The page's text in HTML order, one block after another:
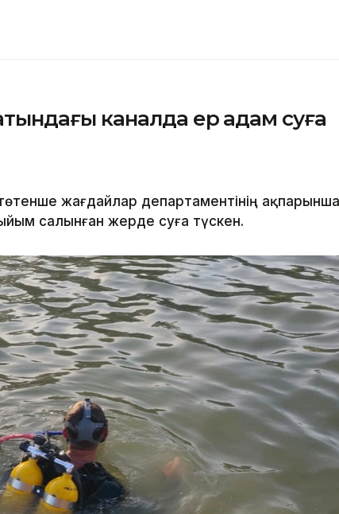
каналда ер адам суға
жағдайлар департаментінің
салынған жерде суға түскен.